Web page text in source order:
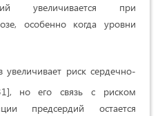
увеличивается при
особенно когда уровни
увеличивает риск сердечно-
но его связь с риском
предсердий остается